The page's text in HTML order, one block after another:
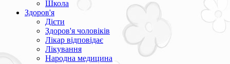
Школа
Здоров'я
Дієти
Здоров'я чоловіків
Лікар відповідає
Лікування
Народна медицина